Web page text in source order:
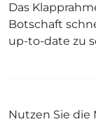
Das
Botschaft
up-to-date zu
Nutzen Sie